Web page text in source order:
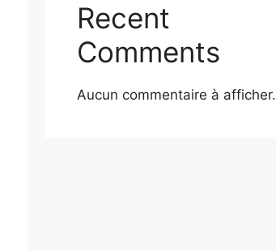
Recent
Comments
Aucun commentaire à afficher.